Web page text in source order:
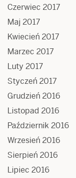
Czerwiec 2017
Maj 2017
Kwiecień 2017
Marzec 2017
Luty 2017
Styczeń 2017
Grudzień 2016
Listopad 2016
Październik 2016
Wrzesień 2016
Sierpień 2016
Lipiec 2016